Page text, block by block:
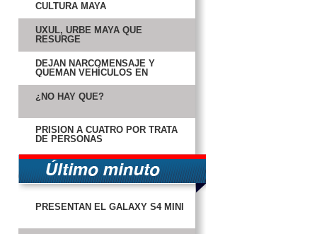
CULTURA MAYA
UXUL, URBE MAYA QUE
RESURGE
DEJAN NARCOMENSAJE Y
QUEMAN VEHÍCULOS EN
¿NO HAY QUÉ?
PRISIÓN A CUATRO POR TRATA
DE PERSONAS
PRESENTAN EL GALAXY S4 MINI